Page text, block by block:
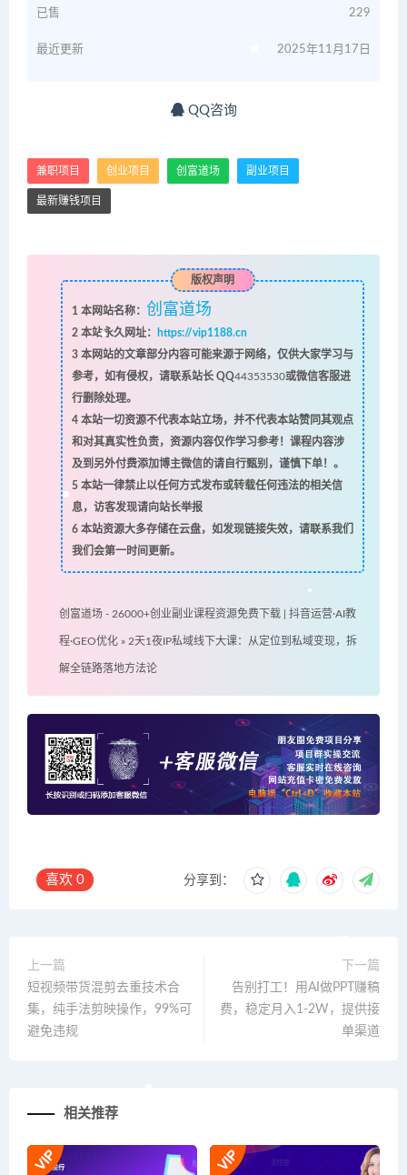
已售 229
最近更新 2025年11月17日
QQ咨询
兼职项目 创业项目 创富道场 副业项目
最新赚钱项目
版权声明
1 本网站名称： 创富道场
2本站永久网址：
https://vip1188.cn
3本网站的文章部分内容可能来源于网络，仅供大家学习与
参考，如有侵权，请联系站长 QQ44353530或微信客服进
行删除处理。
4本站一切资源不代表本站立场，并不代表本站赞同其观点
和对其真实性负责，资源内容仅作学习参考！课程内容涉
及到另外付费添加博主微信的请自行甄别，谨慎下单！。
5本站一律禁止以任何方式发布或转载任何违法的相关信
息，访客发现请向站长举报
6本站资源大多存储在云盘，如发现链接失效，请联系我们
我们会第一时间更新。
创富道场 - 26000+创业副业课程资源免费下载 | 抖音运营·AI教
程·GEO优化 » 2天1夜IP私域线下大课：从定位到私域变现，拆
解全链路落地方法论
喜欢 0 分享到：
上一篇
短视频带货混剪去重技术合
集，纯手法剪映操作，99%可
避免违规
下一篇
告别打工！用AI做PPT赚稿
费，稳定月入1-2W，提供接
单渠道
相关推荐